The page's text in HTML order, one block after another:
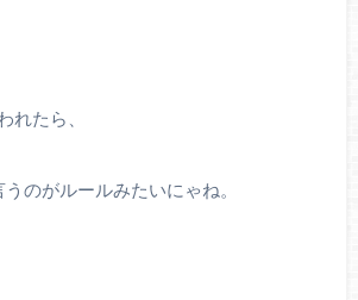
れたら、
うのがルールみたいにゃね。